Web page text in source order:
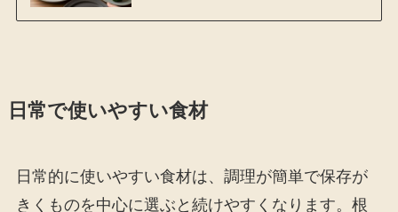
日常で使いやすい食材
日常的に使いやすい食材は、調理が簡単で保存が
きくものを中心に選ぶと続けやすくなります。根